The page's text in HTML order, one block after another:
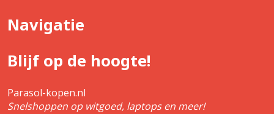
Navigatie
Blijf op de hoogte!
Parasol-kopen.nl
Snelshoppen op witgoed, laptops en meer!